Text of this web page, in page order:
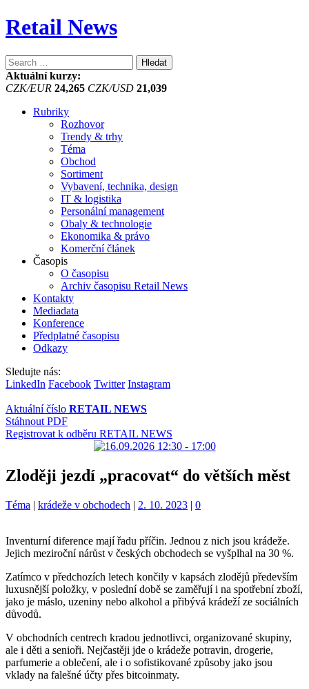
Retail News
Vyhledávání
Aktuální kurzy:
CZK/EUR 24,265 CZK/USD 21,039
Rubriky
Rozhovor
Trendy & trhy
Téma
Obchod
Sortiment
Vybavení, technika, design
IT & logistika
Personální management
Obaly & technologie
Ekonomika & právo
Komerční článek
Časopis
O časopisu
Archiv časopisu Retail News
Kontakty
Mediadata
Konference
Předplatné časopisu
Odkazy
Sledujte nás:
LinkedIn Facebook Twitter Instagram
Aktuální číslo RETAIL NEWS
Stáhnout PDF
Registrovat k odběru RETAIL NEWS
Zloději jezdí „pracovat“ do větších měst
Kategorie:
Téma | Štítky:
krádeže v obchodech | 2. 10. 2023 | 0
Inventurní diference mají řadu příčin. Jednou z nich jsou krádeže.
Jejich meziroční nárůst v českých obchodech se vyšplhal na 30 %.
Zatímco v předchozích letech končily v kapsách zlodějů především
luxusnější položky, v poslední době se zaměřují i na spotřební zboží,
jako je máslo, uzeniny nebo alkohol a přibývá krádeží ze sociálních
důvodů.
V obchodních centrech kradou jednotlivci, organizované skupiny,
ale i děti a senioři. Nejčastěji jde o krádeže potravin, drogerie,
parfumerie a oblečení, ale i o sofistikované způsoby jako jsou
vklady na falešné účty přes bitcoinmaty.